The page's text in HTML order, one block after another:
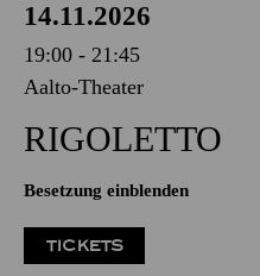
14.11.2026
19:00 - 21:45
Aalto-Theater
RIGO­LETTO
Besetzung einblenden
TICKETS